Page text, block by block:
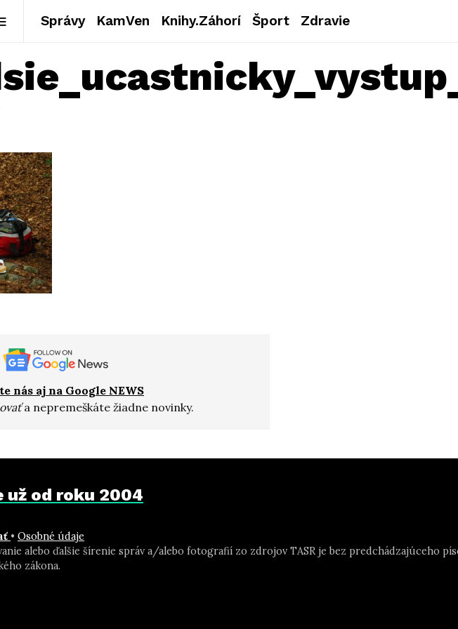
Správy KamVen Knihy.Záhorí Šport Zdravie
nás aj na Google NEWS
a nepremeškáte žiadne novinky.
už od roku 2004
• Osobné údaje
alebo ďalšie šírenie správ a/alebo fotografií zo zdrojov TASR je bez predchádzajúceho
zákona.